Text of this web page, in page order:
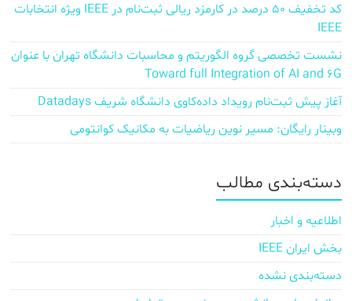
کد تخفیف ۵۰ درصد در کارمزد ریالی ثبت‌نام در IEEE ویژه انتخابات
IEEE
نشست تخصصی گروه الگوریتم و محاسبات دانشگاه تهران با عنوان
Toward full Integration of AI and 6G
آغاز پیش‌ ثبت‌نام رویداد داده‌کاوی دانشگاه شریف Datadays
وبینار رایگان: مسیر نوین ریاضیات به مکانیک کوانتومی
دسته‌بندی مطالب
اطلاعیه و اخبار
بخش ایران IEEE
دسته‌بندی نشده